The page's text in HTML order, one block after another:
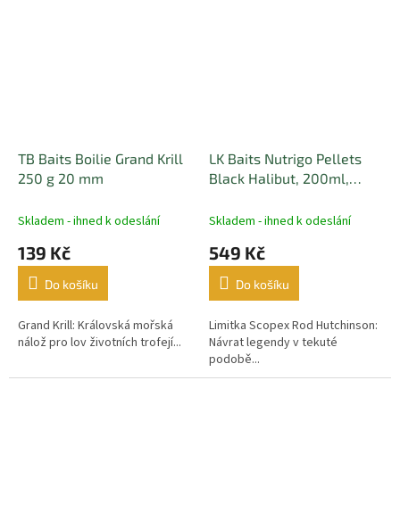
TB Baits Boilie Grand Krill
250 g 20 mm
Skladem - ihned k odeslání
139 Kč
Do košíku
Grand Krill: Královská mořská
nálož pro lov životních trofejí...
LK Baits Nutrigo Pellets
Black Halibut, 200ml,
Skladem - ihned k odeslání
549 Kč
Do košíku
Limitka Scopex Rod Hutchinson:
Návrat legendy v tekuté
podobě...